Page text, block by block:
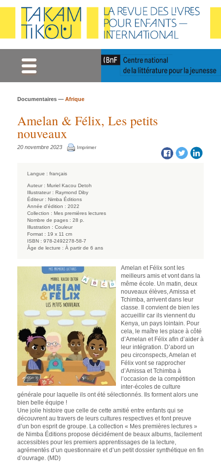
Documentaires — Afrique
Amelan & Félix, Les petits
nouveaux
20 novembre 2023 Imprimer
Langue : français
Auteur : Muriel Kacou Detoh
Illustrateur : Raymond Diby
Éditeur : Nimba Éditions
Année d'édition : 2022
Collection : Mes premières lectures
Nombre de pages : 28 p.
Illustration : Couleur
Format : 19 x 11 cm
ISBN : 978-2492278-58-7
Âge de lecture : À partir de 6 ans
Amelan et Félix sont les
meilleurs amis et vont dans la
même école. Un matin, deux
nouveaux élèves, Amissa et
Tchimba, arrivent dans leur
classe. Il convient de bien les
accueillir car ils viennent du
Kenya, un pays lointain. Pour
cela, le maître les place à côté
d’Amelan et Félix afin d’aider à
leur intégration. D’abord un
peu circonspects, Amelan et
Félix vont se rapprocher
d’Amissa et Tchimba à
l’occasion de la compétition
inter-écoles de culture
générale pour laquelle ils ont été sélectionnés. Ils forment alors une
bien belle équipe !
Une jolie histoire que celle de cette amitié entre enfants qui se
découvrent au travers de leurs cultures respectives et font preuve
d’un bon esprit de groupe. La collection « Mes premières lectures »
de Nimba Éditions propose décidément de beaux albums, facilement
accessibles pour les premiers apprentissages de la lecture,
agrémentés d’un questionnaire et d’un petit dossier synthétique en fin
d’ouvrage. (MD)